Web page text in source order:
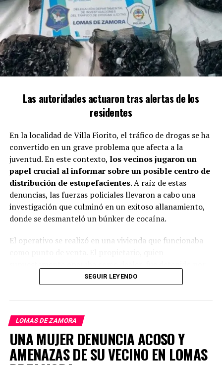
Las autoridades actuaron tras alertas de los
residentes
En la localidad de Villa Fiorito, el tráfico de drogas se ha
convertido en un grave problema que afecta a la
juventud. En este contexto, los vecinos jugaron un
papel crucial al informar sobre un posible centro de
distribución de estupefacientes. A raíz de estas
denuncias, las fuerzas policiales llevaron a cabo una
investigación que culminó en un exitoso allanamiento,
donde se desmanteló un búnker de cocaína.
El operativo se realizó en una vivienda que funcionaba
las autoridades. Durante el procedimiento, se logró
incautar una considerable cantidad de cocaína,
previamente empaquetada y lista para su venta.
SEGUIR LEYENDO
LOMAS DE ZAMORA
UNA MUJER DENUNCIA ACOSO Y
AMENAZAS DE SU VECINO EN LOMAS